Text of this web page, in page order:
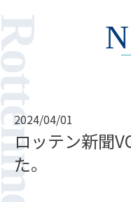
2024/04/01
ロッテン新聞
た。